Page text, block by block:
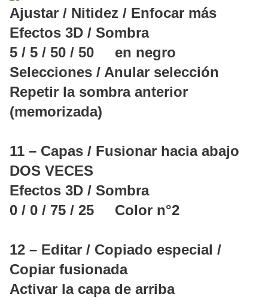
Ajustar / Nitidez / Enfocar más
Efectos 3D / Sombra
5 / 5 / 50 / 50 en negro
Selecciones / Anular selección
Repetir la sombra anterior
(memorizada)
11 – Capas / Fusionar hacia abajo
DOS VECES
Efectos 3D / Sombra
0 / 0 / 75 / 25 Color n°2
12 – Editar / Copiado especial /
Copiar fusionada
Activar la capa de arriba